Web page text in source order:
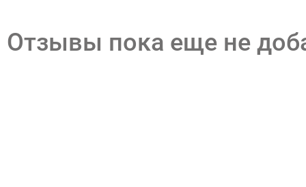
Отзывы пока еще не